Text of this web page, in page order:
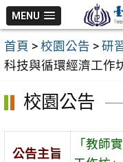
跳
至
主
要
MENU
首頁 > 校園公告 > 研
科技與循環經濟工作
校園公告
公告主旨
「教師